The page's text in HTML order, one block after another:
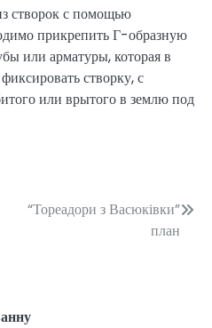
створок с помощью
прикрепить Г-образную
или арматуры, которая в
створку, с
или врытого в землю под
“Тореадори з Васюківки”
план